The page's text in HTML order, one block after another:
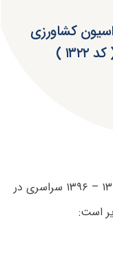
کشاورزی
ظرفیت پذیرش آزمون کارشناسی ارشد ۱۳۹۵ – ۱۳۹۶ سراسری در
است: